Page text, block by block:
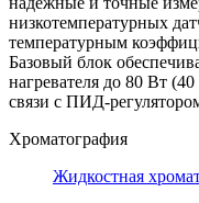
низкотемпературных
температурным
Базовый блок
нагревателя до 80 Вт
связи с ПИД-
Хроматография
Жидкостная